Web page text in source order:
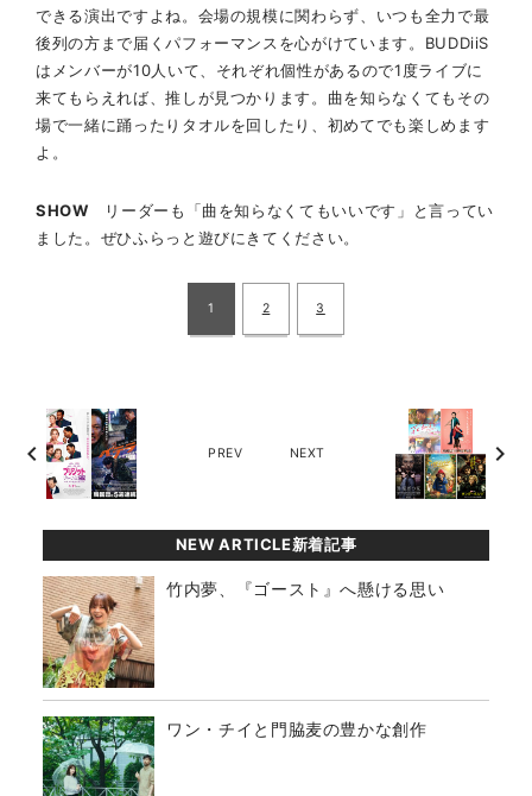
できる演出ですよね。会場の規模に関わらず、いつも全力で最
後列の方まで届くパフォーマンスを心がけています。BUDDiiS
はメンバーが10人いて、それぞれ個性があるので1度ライブに
来てもらえれば、推しが見つかります。曲を知らなくてもその
場で一緒に踊ったりタオルを回したり、初めてでも楽しめます
よ。
SHOW
リーダーも「曲を知らなくてもいいです」と言ってい
ました。ぜひふらっと遊びにきてください。
1 2 3
chevron_left PREV NEXT chevron_right
NEW ARTICLE新着記事
竹内夢、『ゴースト』へ懸ける思い
ワン・チイと門脇麦の豊かな創作